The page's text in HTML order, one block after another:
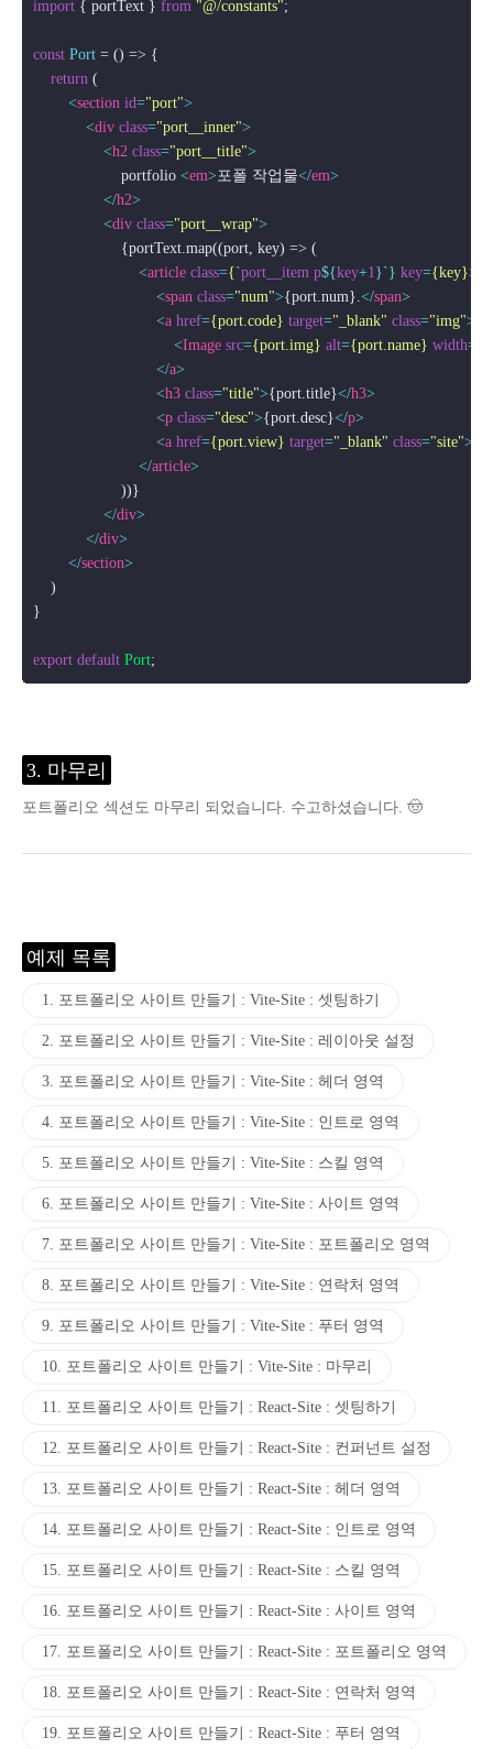
import { portText } from "@/constants";
const Port = () => {
return (
<section id="port">
<div class="port__inner">
<h2 class="port__title">
                    portfolio
<em>포폴 작업물</em>
</h2>
<div class="port__wrap">
                    {portText.map((port, key) => (
<article class={`port__item p${key+1}`} key={key}>
<span class="num">{port.num}.</span>
<a href={port.code} target="_blank" class="img">
<Image src={port.img} alt={port.name} width=
</a>
<h3 class="title">{port.title}</h3>
<p class="desc">{port.desc}</p>
<a href={port.view} target="_blank" class="site">
</article>
                    ))}
</div>
</div>
</section>
    )
}
export default Port
3. 마무리
포트폴리오 섹션도 마무리 되었습니다. 수고하셨습니다. 🤠
예제 목록
1. 포트폴리오 사이트 만들기 : Vite-Site : 셋팅하기
2. 포트폴리오 사이트 만들기 : Vite-Site : 레이아웃 설정
3. 포트폴리오 사이트 만들기 : Vite-Site : 헤더 영역
4. 포트폴리오 사이트 만들기 : Vite-Site : 인트로 영역
5. 포트폴리오 사이트 만들기 : Vite-Site : 스킬 영역
6. 포트폴리오 사이트 만들기 : Vite-Site : 사이트 영역
7. 포트폴리오 사이트 만들기 : Vite-Site : 포트폴리오 영역
8. 포트폴리오 사이트 만들기 : Vite-Site : 연락처 영역
9. 포트폴리오 사이트 만들기 : Vite-Site : 푸터 영역
10. 포트폴리오 사이트 만들기 : Vite-Site : 마무리
11. 포트폴리오 사이트 만들기 : React-Site : 셋팅하기
12. 포트폴리오 사이트 만들기 : React-Site : 컨퍼넌트 설정
13. 포트폴리오 사이트 만들기 : React-Site : 헤더 영역
14. 포트폴리오 사이트 만들기 : React-Site : 인트로 영역
15. 포트폴리오 사이트 만들기 : React-Site : 스킬 영역
16. 포트폴리오 사이트 만들기 : React-Site : 사이트 영역
17. 포트폴리오 사이트 만들기 : React-Site : 포트폴리오 영역
18. 포트폴리오 사이트 만들기 : React-Site : 연락처 영역
19. 포트폴리오 사이트 만들기 : React-Site : 푸터 영역